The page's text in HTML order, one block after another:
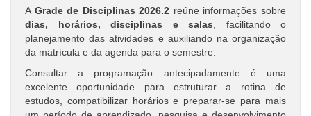
A Grade de Disciplinas 2026.2 reúne informações sobre
dias, horários, disciplinas e salas , facilitando o
planejamento das atividades e auxiliando na organização
da matrícula e da agenda para o semestre.
Consultar a programação antecipadamente é uma
excelente oportunidade para estruturar a rotina de
estudos, compatibilizar horários e preparar-se para mais